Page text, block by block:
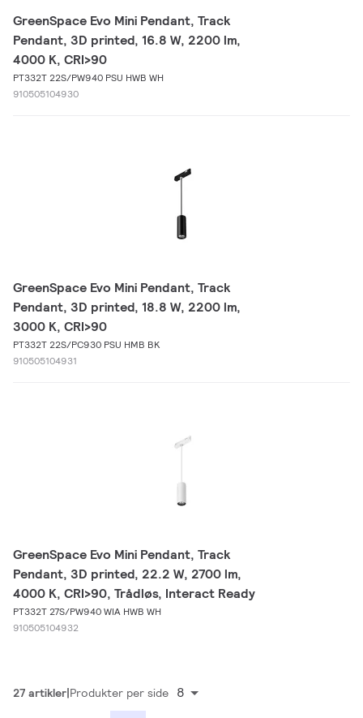
GreenSpace Evo Mini Pendant, Track
Pendant, 3D printed, 16.8 W, 2200 lm,
4000 K, CRI>90
PT332T 22S/PW940 PSU HWB WH
910505104930
GreenSpace Evo Mini Pendant, Track
Pendant, 3D printed, 18.8 W, 2200 lm,
3000 K, CRI>90
PT332T 22S/PC930 PSU HMB BK
910505104931
GreenSpace Evo Mini Pendant, Track
Pendant, 3D printed, 22.2 W, 2700 lm,
4000 K, CRI>90, Trådløs, Interact Ready
PT332T 27S/PW940 WIA HWB WH
910505104932
27 artikler Produkter per side 8